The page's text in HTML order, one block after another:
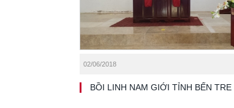
02/06/2018
BỒI LINH NAM GIỚI TỈNH BẾN TRE